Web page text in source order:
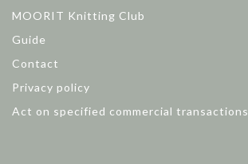
MOORIT Knitting Club
Guide
Contact
Privacy policy
Act on specified commercial transactions